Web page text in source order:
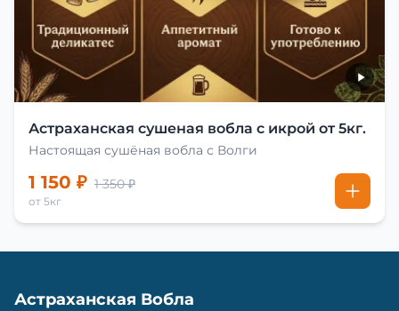
Астраханская сушеная вобла с икрой от 5кг.
Настоящая сушёная вобла с Волги
1 150 ₽ 1 350 ₽
от 5кг
Астраханская Вобла